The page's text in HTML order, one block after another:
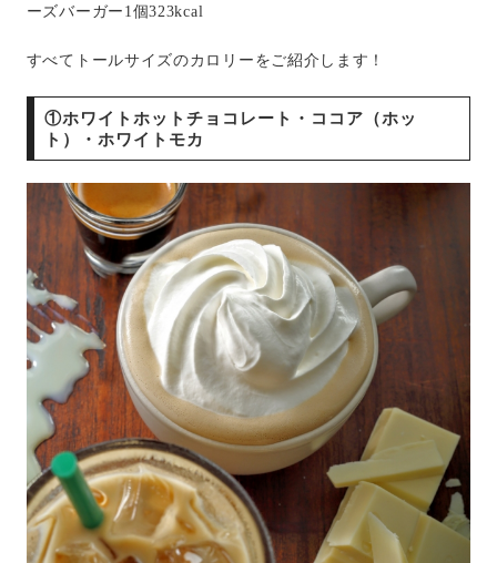
ーズバーガー1個323kcal
すべてトールサイズのカロリーをご紹介します！
①ホワイトホットチョコレート・ココア（ホッ
ト）・ホワイトモカ